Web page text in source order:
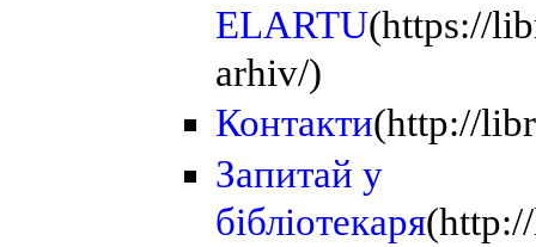
ELARTU(https://
arhiv/)
Контакти(http://
Запитай у
бібліотекаря